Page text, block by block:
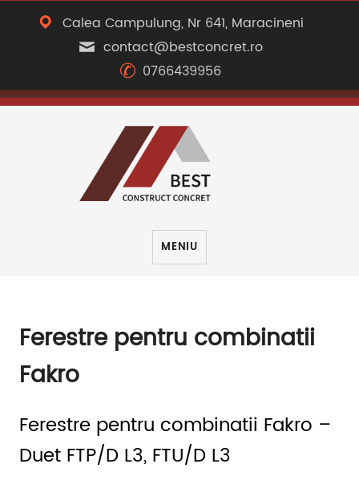
Calea Campulung, Nr 641, Maracineni
contact@bestconcret.ro
0766439956
MENIU
Ferestre pentru combinatii
Fakro
Ferestre pentru combinatii Fakro –
Duet FTP/D L3, FTU/D L3